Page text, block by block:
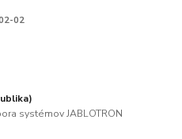
02
systémov JABLOTRON